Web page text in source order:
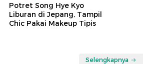
Potret Song Hye Kyo
Liburan di Jepang, Tampil
Chic Pakai Makeup Tipis
Selengkapnya